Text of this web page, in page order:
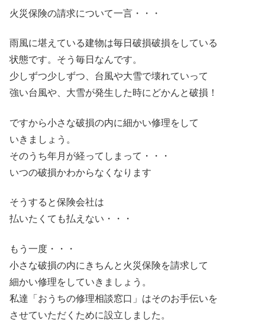
火災保険の請求について一言・・・
雨風に堪えている建物は毎日破損破損をしている
状態です。そう毎日なんです。
少しずつ少しずつ、台風や大雪で壊れていって
強い台風や、大雪が発生した時にどかんと破損！
ですから小さな破損の内に細かい修理をして
いきましょう。
そのうち年月が経ってしまって・・・
いつの破損かわからなくなります
そうすると保険会社は
払いたくても払えない・・・
もう一度・・・
小さな破損の内にきちんと火災保険を請求して
細かい修理をしていきましょう。
私達「おうちの修理相談窓口」はそのお手伝いを
させていただくために設立しました。